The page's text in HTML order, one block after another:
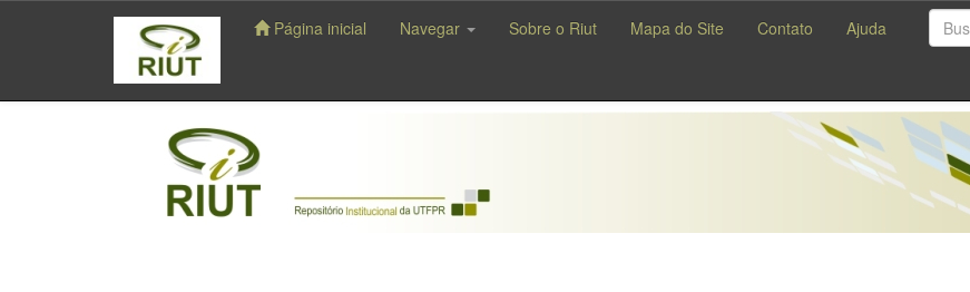
navigation
Página inicial Navegar Sobre o Riut Mapa do Site Contato Ajuda